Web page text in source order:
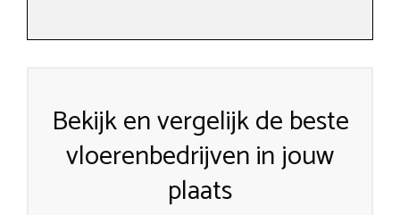
Bekijk en vergelijk de beste
vloerenbedrijven in jouw
plaats